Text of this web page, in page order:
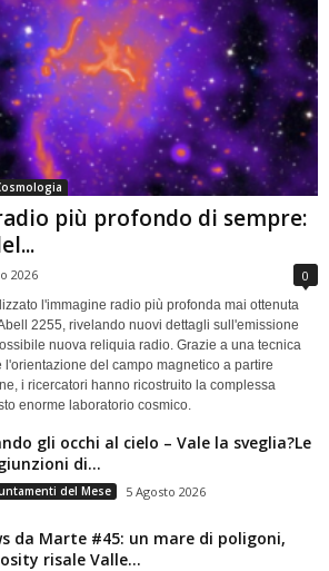
più profondo di sempre:
2026 0
l'immagine radio più profonda mai ottenuta
2255, rivelando nuovi dettagli sull'emissione
nuova reliquia radio. Grazie a una tecnica
del campo magnetico a partire
i ricercatori hanno ricostruito la complessa
enorme laboratorio cosmico.
gli occhi al cielo – Vale la sveglia?Le
di...
del Mese 5 Agosto 2026
da Marte #45: un mare di poligoni,
risale Valle...